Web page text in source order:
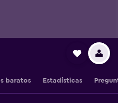
baratos Estadísticas